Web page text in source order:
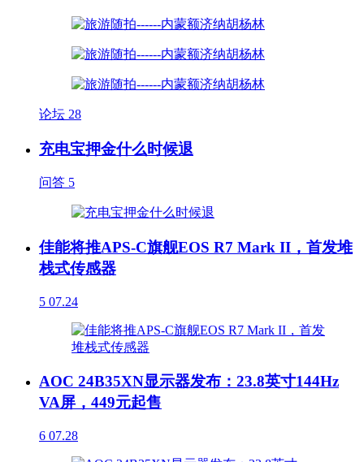
论坛 28
充电宝押金什么时候退
问答 5
佳能将推APS-C旗舰EOS R7 Mark II，首发堆
栈式传感器
5 07.24
AOC 24B35XN显示器发布：23.8英寸144Hz
VA屏，449元起售
6 07.28